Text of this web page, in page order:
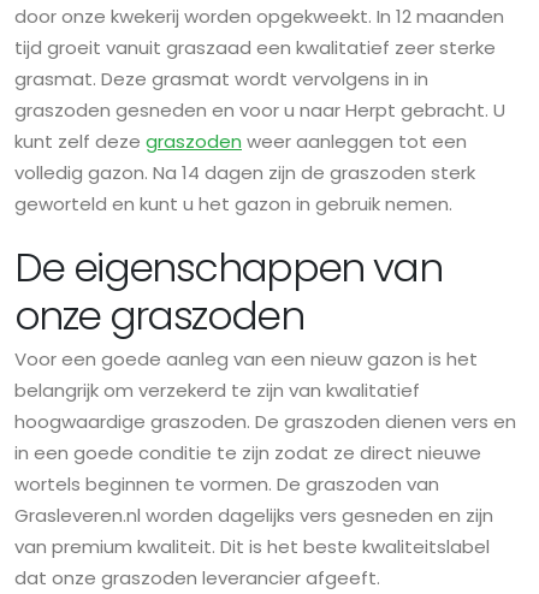
door onze kwekerij worden opgekweekt. In 12 maanden
tijd groeit vanuit graszaad een kwalitatief zeer sterke
grasmat. Deze grasmat wordt vervolgens in in
graszoden gesneden en voor u naar Herpt gebracht. U
kunt zelf deze graszoden weer aanleggen tot een
volledig gazon. Na 14 dagen zijn de graszoden sterk
geworteld en kunt u het gazon in gebruik nemen.
De eigenschappen van
onze graszoden
Voor een goede aanleg van een nieuw gazon is het
belangrijk om verzekerd te zijn van kwalitatief
hoogwaardige graszoden. De graszoden dienen vers en
in een goede conditie te zijn zodat ze direct nieuwe
wortels beginnen te vormen. De graszoden van
Grasleveren.nl worden dagelijks vers gesneden en zijn
van premium kwaliteit. Dit is het beste kwaliteitslabel
dat onze graszoden leverancier afgeeft.